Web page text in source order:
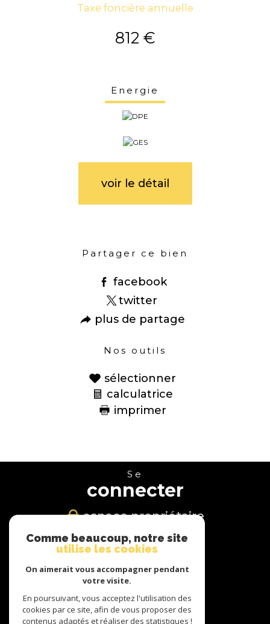
Taxe foncière annuelle
812 €
Energie
voir le détail
Partager ce bien
facebook
twitter
plus de partage
Nos outils
sélectionner
calculatrice
imprimer
Se
connecter
espace propriétaire
Nous
suivre
Nous
Comme beaucoup, notre site
utilise les cookies
On aimerait vous accompagner pendant
votre visite.
En poursuivant, vous acceptez l'utilisation des
cookies par ce site, afin de vous proposer des
contenus adaptés et réaliser des statistiques !